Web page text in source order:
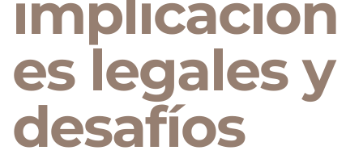
implicacion
es legales y
desafíos